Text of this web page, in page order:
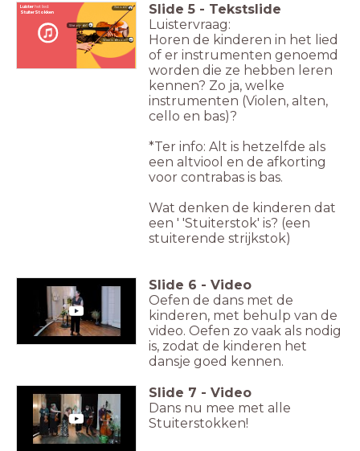
Luisterhet lied:
StuiterStokken
Wat is dit?
Wat zijn dit?
Waar is dit voor?
Slide 5 - Tekstslide
Luistervraag:
Horen de kinderen in het lied
of er instrumenten genoemd
worden die ze hebben leren
kennen? Zo ja, welke
instrumenten (Violen, alten,
cello en bas)?
*Ter info: Alt is hetzelfde als
een altviool en de afkorting
voor contrabas is bas.
Wat denken de kinderen dat
een ' 'Stuiterstok' is? (een
stuiterende strijkstok)
Slide 6 - Video
Oefen de dans met de
kinderen, met behulp van de
video. Oefen zo vaak als nodig
is, zodat de kinderen het
dansje goed kennen.
Slide 7 - Video
Dans nu mee met alle
Stuiterstokken!